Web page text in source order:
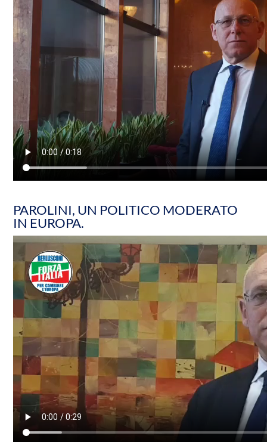
PAROLINI, UN POLITICO MODERATO
IN EUROPA.